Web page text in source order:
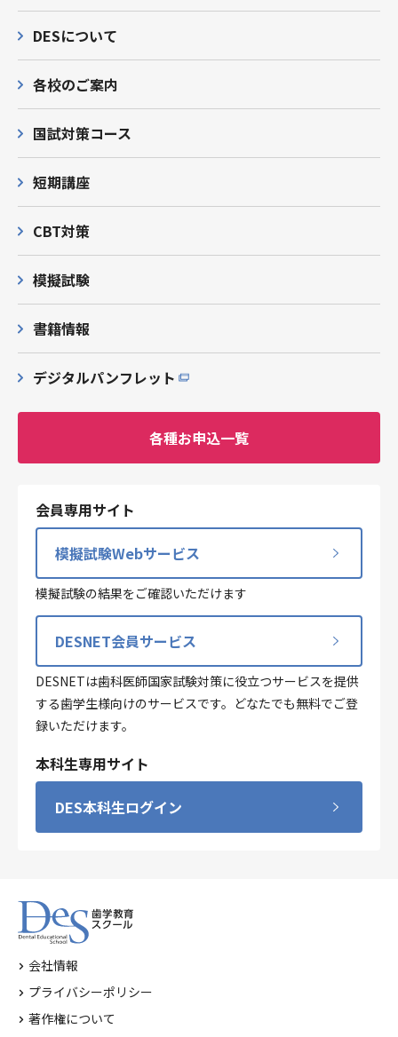
DESについて
各校のご案内
国試対策コース
短期講座
CBT対策
模擬試験
書籍情報
デジタルパンフレット
各種お申込一覧
会員専用サイト
模擬試験Webサービス
模擬試験の結果をご確認いただけます
DESNET会員サービス
DESNETは歯科医師国家試験対策に役立つサービスを提供
する歯学生様向けのサービスです。どなたでも無料でご登
録いただけます。
本科生専用サイト
DES本科生ログイン
会社情報
プライバシーポリシー
著作権について